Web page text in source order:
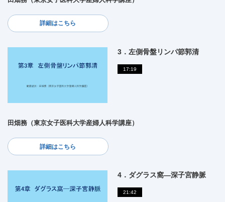
詳細はこちら
3．左側骨盤リンパ節郭清
17:19
田畑務（東京女子医科大学産婦人科学講座）
詳細はこちら
4．ダグラス窩―深子宮静脈
21:42